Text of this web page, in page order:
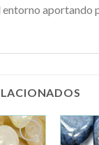
entorno aportando